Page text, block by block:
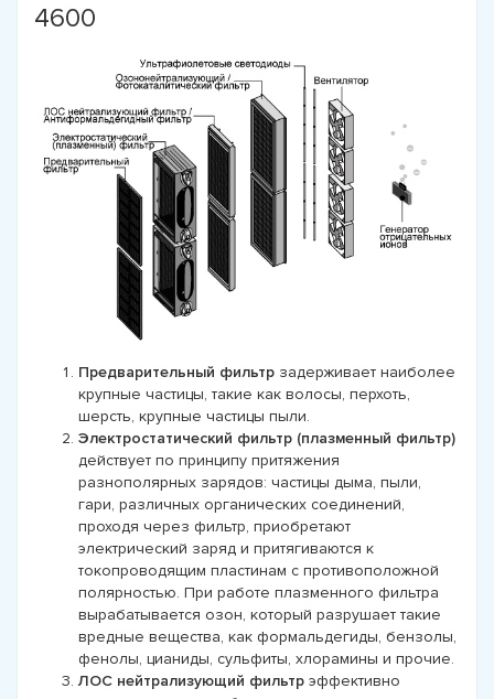
4600
Предварительный фильтр задерживает наиболее
крупные частицы, такие как волосы, перхоть,
шерсть, крупные частицы пыли.
Электростатический фильтр (плазменный фильтр)
действует по принципу притяжения
разнополярных зарядов: частицы дыма, пыли,
гари, различных органических соединений,
проходя через фильтр, приобретают
электрический заряд и притягиваются к
токопроводящим пластинам с противоположной
полярностью. При работе плазменного фильтра
вырабатывается озон, который разрушает такие
вредные вещества, как формальдегиды, бензолы,
фенолы, цианиды, сульфиты, хлорамины и прочие.
ЛОС нейтрализующий фильтр эффективно